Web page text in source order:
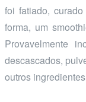
foi fatiado,
forma, um
Provavelmente
descascados,
outros